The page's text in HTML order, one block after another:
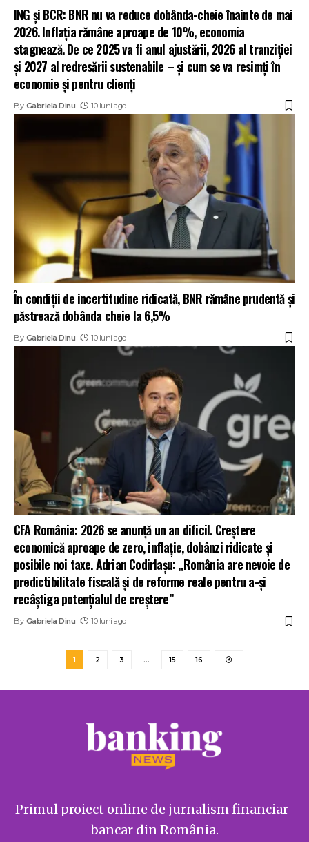
ING și BCR: BNR nu va reduce dobânda-cheie înainte de mai
2026. Inflația rămâne aproape de 10%, economia
stagnează. De ce 2025 va fi anul ajustării, 2026 al tranziției
și 2027 al redresării sustenabile – și cum se va resimți în
economie și pentru clienți
By Gabriela Dinu 10 luni ago
În condiții de incertitudine ridicată, BNR rămâne prudentă și
păstrează dobânda cheie la 6,5%
By Gabriela Dinu 10 luni ago
CFA România: 2026 se anunță un an dificil. Creștere
economică aproape de zero, inflație, dobânzi ridicate și
posibile noi taxe. Adrian Codirlașu: „România are nevoie de
predictibilitate fiscală și de reforme reale pentru a-și
recâștiga potențialul de creștere”
By Gabriela Dinu 10 luni ago
1 2 3 … 15 16
Primul proiect online de jurnalism financiar-
bancar din România.